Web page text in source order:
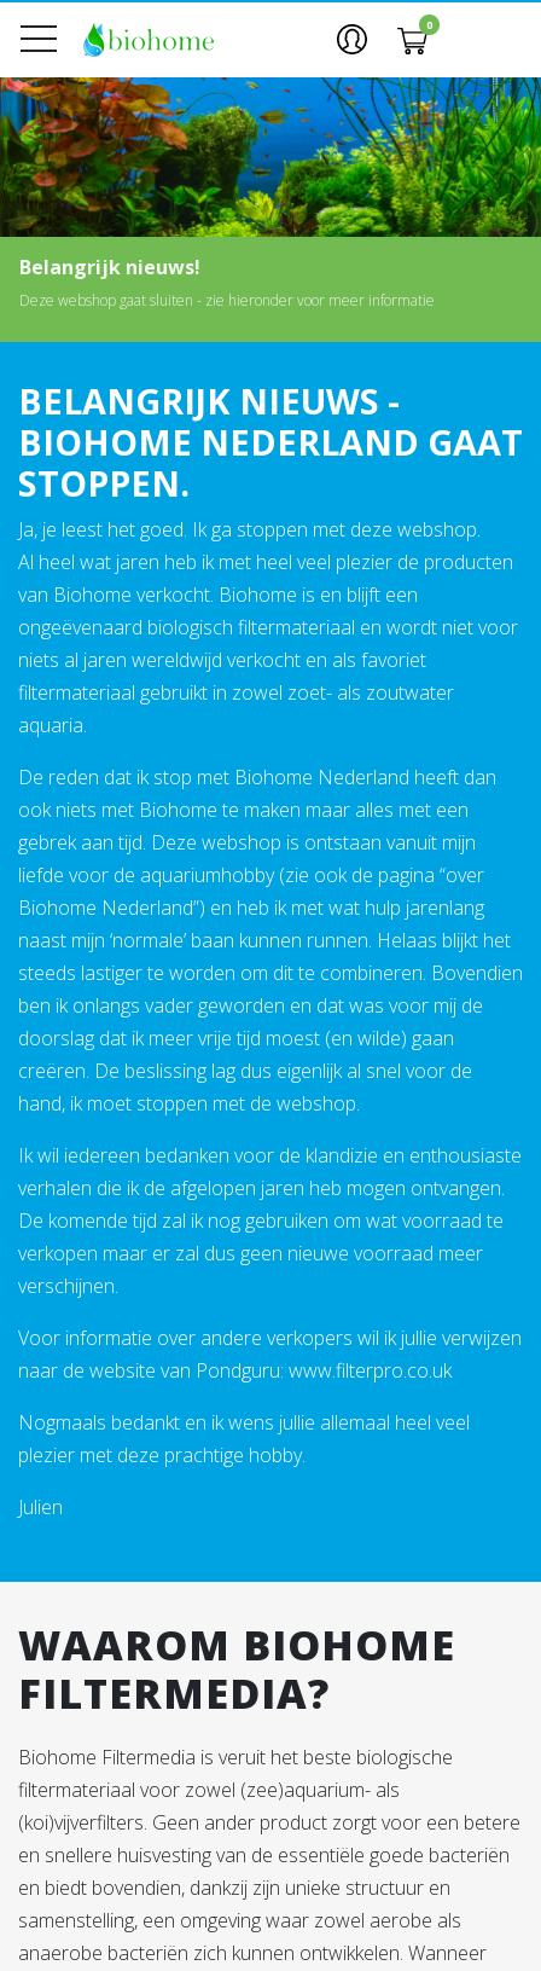
0
Belangrijk nieuws!
Deze webshop gaat sluiten - zie hieronder voor meer informatie
BELANGRIJK NIEUWS -
BIOHOME NEDERLAND GAAT
STOPPEN.
Ja, je leest het goed. Ik ga stoppen met deze webshop.
Al heel wat jaren heb ik met heel veel plezier de producten
van Biohome verkocht. Biohome is en blijft een
ongeëvenaard biologisch filtermateriaal en wordt niet voor
niets al jaren wereldwijd verkocht en als favoriet
filtermateriaal gebruikt in zowel zoet- als zoutwater
aquaria.
De reden dat ik stop met Biohome Nederland heeft dan
ook niets met Biohome te maken maar alles met een
gebrek aan tijd. Deze webshop is ontstaan vanuit mijn
liefde voor de aquariumhobby (zie ook de pagina “over
Biohome Nederland”) en heb ik met wat hulp jarenlang
naast mijn ‘normale’ baan kunnen runnen. Helaas blijkt het
steeds lastiger te worden om dit te combineren. Bovendien
ben ik onlangs vader geworden en dat was voor mij de
doorslag dat ik meer vrije tijd moest (en wilde) gaan
creëren. De beslissing lag dus eigenlijk al snel voor de
hand, ik moet stoppen met de webshop.
Ik wil iedereen bedanken voor de klandizie en enthousiaste
verhalen die ik de afgelopen jaren heb mogen ontvangen.
De komende tijd zal ik nog gebruiken om wat voorraad te
verkopen maar er zal dus geen nieuwe voorraad meer
verschijnen.
Voor informatie over andere verkopers wil ik jullie verwijzen
naar de website van Pondguru: www.filterpro.co.uk
Nogmaals bedankt en ik wens jullie allemaal heel veel
plezier met deze prachtige hobby.
Julien
WAAROM BIOHOME
FILTERMEDIA?
Biohome Filtermedia is veruit het beste biologische
filtermateriaal voor zowel (zee)aquarium- als
(koi)vijverfilters. Geen ander product zorgt voor een betere
en snellere huisvesting van de essentiële goede bacteriën
en biedt bovendien, dankzij zijn unieke structuur en
samenstelling, een omgeving waar zowel aerobe als
anaerobe bacteriën zich kunnen ontwikkelen. Wanneer